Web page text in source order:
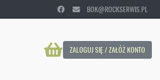
BOK@ROCKSERWIS.PL
ZALOGUJ SIĘ / ZAŁÓŻ KONTO